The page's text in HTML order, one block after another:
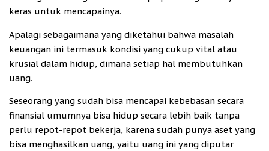
keras untuk mencapainya.
Apalagi sebagaimana yang diketahui bahwa masalah
keuangan ini termasuk kondisi yang cukup vital atau
krusial dalam hidup, dimana setiap hal membutuhkan
uang.
Seseorang yang sudah bisa mencapai kebebasan secara
finansial umumnya bisa hidup secara lebih baik tanpa
perlu repot-repot bekerja, karena sudah punya aset yang
bisa menghasilkan uang, yaitu uang ini yang diputar